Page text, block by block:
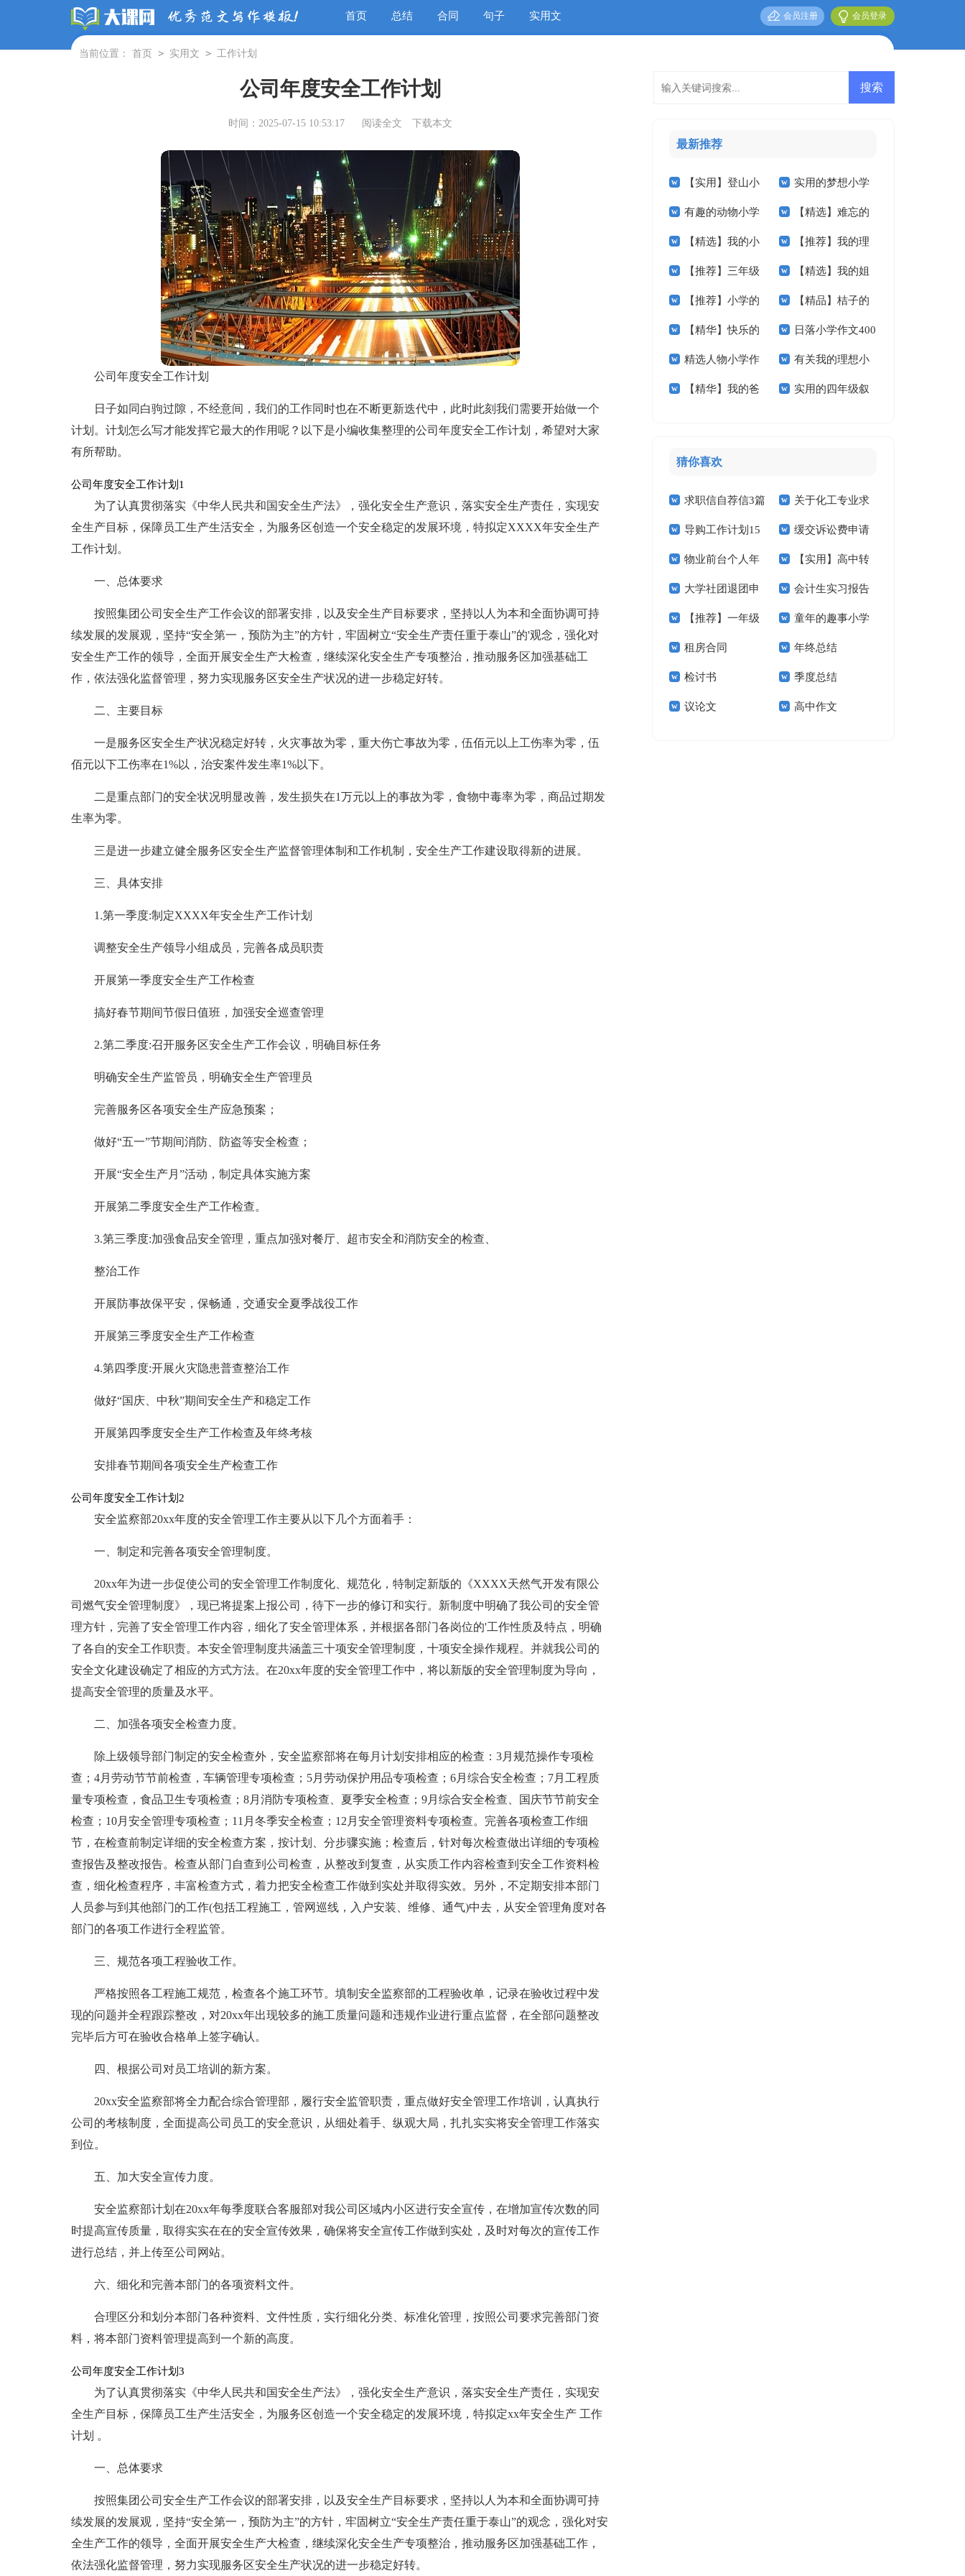
首页 总结 合同 句子 实用文 会员登录
会员注册
当前位置： 首页 > 实用文 > 工作计划
公司年度安全工作计划
时间：2025-07-15 10:53:17 阅读全文 下载本文
公司年度安全工作计划
日子如同白驹过隙，不经意间，我们的工作同时也在不断更新迭代中，此时此刻我们需要开始做一个
计划。计划怎么写才能发挥它最大的作用呢？以下是小编收集整理的公司年度安全工作计划，希望对大家
有所帮助。
公司年度安全工作计划1
为了认真贯彻落实《中华人民共和国安全生产法》，强化安全生产意识，落实安全生产责任，实现安
全生产目标，保障员工生产生活安全，为服务区创造一个安全稳定的发展环境，特拟定XXXX年安全生产
工作计划。
一、总体要求
按照集团公司安全生产工作会议的部署安排，以及安全生产目标要求，坚持以人为本和全面协调可持
续发展的发展观，坚持“安全第一，预防为主”的方针，牢固树立“安全生产责任重于泰山”的'观念，强化对
安全生产工作的领导，全面开展安全生产大检查，继续深化安全生产专项整治，推动服务区加强基础工
作，依法强化监督管理，努力实现服务区安全生产状况的进一步稳定好转。
二、主要目标
一是服务区安全生产状况稳定好转，火灾事故为零，重大伤亡事故为零，伍佰元以上工伤率为零，伍
佰元以下工伤率在1%以，治安案件发生率1%以下。
二是重点部门的安全状况明显改善，发生损失在1万元以上的事故为零，食物中毒率为零，商品过期发
生率为零。
三是进一步建立健全服务区安全生产监督管理体制和工作机制，安全生产工作建设取得新的进展。
三、具体安排
1.第一季度:制定XXXX年安全生产工作计划
调整安全生产领导小组成员，完善各成员职责
开展第一季度安全生产工作检查
搞好春节期间节假日值班，加强安全巡查管理
2.第二季度:召开服务区安全生产工作会议，明确目标任务
明确安全生产监管员，明确安全生产管理员
完善服务区各项安全生产应急预案；
做好“五一”节期间消防、防盗等安全检查；
开展“安全生产月”活动，制定具体实施方案
开展第二季度安全生产工作检查。
3.第三季度:加强食品安全管理，重点加强对餐厅、超市安全和消防安全的检查、
整治工作
开展防事故保平安，保畅通，交通安全夏季战役工作
开展第三季度安全生产工作检查
4.第四季度:开展火灾隐患普查整治工作
做好“国庆、中秋”期间安全生产和稳定工作
开展第四季度安全生产工作检查及年终考核
安排春节期间各项安全生产检查工作
公司年度安全工作计划2
安全监察部20xx年度的安全管理工作主要从以下几个方面着手：
一、制定和完善各项安全管理制度。
20xx年为进一步促使公司的安全管理工作制度化、规范化，特制定新版的《XXXX天然气开发有限公
司燃气安全管理制度》，现已将提案上报公司，待下一步的修订和实行。新制度中明确了我公司的安全管
理方针，完善了安全管理工作内容，细化了安全管理体系，并根据各部门各岗位的'工作性质及特点，明确
了各自的安全工作职责。本安全管理制度共涵盖三十项安全管理制度，十项安全操作规程。并就我公司的
安全文化建设确定了相应的方式方法。在20xx年度的安全管理工作中，将以新版的安全管理制度为导向，
提高安全管理的质量及水平。
二、加强各项安全检查力度。
除上级领导部门制定的安全检查外，安全监察部将在每月计划安排相应的检查：3月规范操作专项检
查；4月劳动节节前检查，车辆管理专项检查；5月劳动保护用品专项检查；6月综合安全检查；7月工程质
量专项检查，食品卫生专项检查；8月消防专项检查、夏季安全检查；9月综合安全检查、国庆节节前安全
检查；10月安全管理专项检查；11月冬季安全检查；12月安全管理资料专项检查。完善各项检查工作细
节，在检查前制定详细的安全检查方案，按计划、分步骤实施；检查后，针对每次检查做出详细的专项检
查报告及整改报告。检查从部门自查到公司检查，从整改到复查，从实质工作内容检查到安全工作资料检
查，细化检查程序，丰富检查方式，着力把安全检查工作做到实处并取得实效。另外，不定期安排本部门
人员参与到其他部门的工作(包括工程施工，管网巡线，入户安装、维修、通气)中去，从安全管理角度对各
部门的各项工作进行全程监管。
三、规范各项工程验收工作。
严格按照各工程施工规范，检查各个施工环节。填制安全监察部的工程验收单，记录在验收过程中发
现的问题并全程跟踪整改，对20xx年出现较多的施工质量问题和违规作业进行重点监督，在全部问题整改
完毕后方可在验收合格单上签字确认。
四、根据公司对员工培训的新方案。
20xx安全监察部将全力配合综合管理部，履行安全监管职责，重点做好安全管理工作培训，认真执行
公司的考核制度，全面提高公司员工的安全意识，从细处着手、纵观大局，扎扎实实将安全管理工作落实
到位。
五、加大安全宣传力度。
安全监察部计划在20xx年每季度联合客服部对我公司区域内小区进行安全宣传，在增加宣传次数的同
时提高宣传质量，取得实实在在的安全宣传效果，确保将安全宣传工作做到实处，及时对每次的宣传工作
进行总结，并上传至公司网站。
六、细化和完善本部门的各项资料文件。
合理区分和划分本部门各种资料、文件性质，实行细化分类、标准化管理，按照公司要求完善部门资
料，将本部门资料管理提高到一个新的高度。
公司年度安全工作计划3
为了认真贯彻落实《中华人民共和国安全生产法》，强化安全生产意识，落实安全生产责任，实现安
全生产目标，保障员工生产生活安全，为服务区创造一个安全稳定的发展环境，特拟定xx年安全生产 工作
计划 。
一、总体要求
按照集团公司安全生产工作会议的部署安排，以及安全生产目标要求，坚持以人为本和全面协调可持
续发展的发展观，坚持“安全第一，预防为主”的方针，牢固树立“安全生产责任重于泰山”的观念，强化对安
全生产工作的领导，全面开展安全生产大检查，继续深化安全生产专项整治，推动服务区加强基础工作，
依法强化监督管理，努力实现服务区安全生产状况的进一步稳定好转。
最新推荐
【实用】登山小
学作文锦集5篇
实用的梦想小学
作文400字四篇
有趣的动物小学
作文汇总5篇
【精选】难忘的
小学作文300字3篇
【精选】我的小
学作文300字三篇
【推荐】我的理
想小学作文6篇
【推荐】三年级
的作文300字汇总5
篇
【精选】我的姐
姐小学作文锦集5篇
【推荐】小学的
作文汇编5篇
【精品】桔子的
小学作文汇总五篇
【精华】快乐的
春节小学作文五篇
日落小学作文400
字合集八篇
精选人物小学作
文300字9篇
有关我的理想小
学作文四篇
【精华】我的爸 实用的四年级叙
猜你喜欢
求职信自荐信3篇 关于化工专业求
职信汇总九篇
导购工作计划15
篇
缓交诉讼费申请
书(15篇)
物业前台个人年
终总结3篇
【实用】高中转
学申请书4篇
大学社团退团申
请书
会计生实习报告
汇编十篇
【推荐】一年级
作文300字汇总8篇
童年的趣事小学
生作文
租房合同 年终总结
检讨书 季度总结
议论文 高中作文